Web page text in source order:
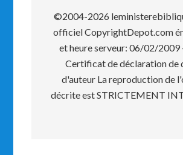
©2004-2026
officiel CopyrightDepot.com
et heure serveur: 06/02/2009
Certificat de déclaration de
d'auteur La reproduction de
décrite est STRICTEMENT